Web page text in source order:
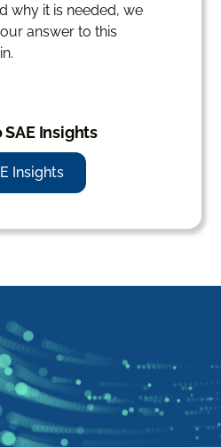
why it is needed, we
answer to this
SAE Insights
Insights